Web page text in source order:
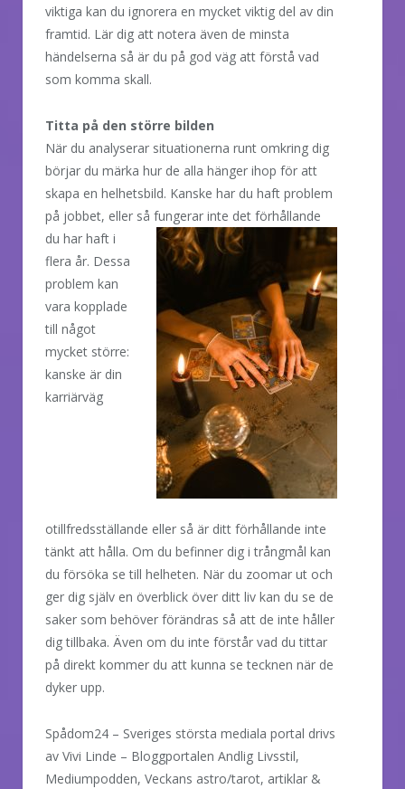
viktiga kan du ignorera en mycket viktig del av din
framtid. Lär dig att notera även de minsta
händelserna så är du på god väg att förstå vad
som komma skall.
Titta på den större bilden
När du analyserar situationerna runt omkring dig
börjar du märka hur de alla hänger ihop för att
skapa en helhetsbild. Kanske har du haft problem
på jobbet, eller så fungerar inte det förhållande
du har haft i
flera år. Dessa
problem kan
vara kopplade
till något
mycket större:
kanske är din
karriärväg
otillfredsställande eller så är ditt förhållande inte
tänkt att hålla. Om du befinner dig i trångmål kan
du försöka se till helheten. När du zoomar ut och
ger dig själv en överblick över ditt liv kan du se de
saker som behöver förändras så att de inte håller
dig tillbaka. Även om du inte förstår vad du tittar
på direkt kommer du att kunna se tecknen när de
dyker upp.
Spådom24 – Sveriges största mediala portal drivs
av Vivi Linde – Bloggportalen Andlig Livsstil,
Mediumpodden, Veckans astro/tarot, artiklar &